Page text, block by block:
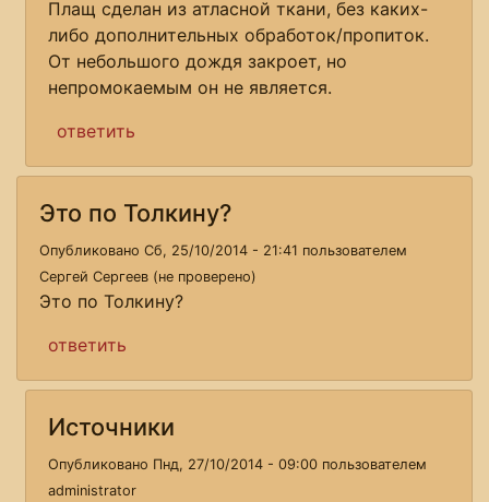
Плащ сделан из атласной ткани, без каких-
либо дополнительных обработок/пропиток.
От небольшого дождя закроет, но
непромокаемым он не является.
ответить
Это по Толкину?
Опубликовано Сб, 25/10/2014 - 21:41 пользователем
Сергей Сергеев (не проверено)
Это по Толкину?
ответить
Источники
Опубликовано Пнд, 27/10/2014 - 09:00 пользователем
administrator